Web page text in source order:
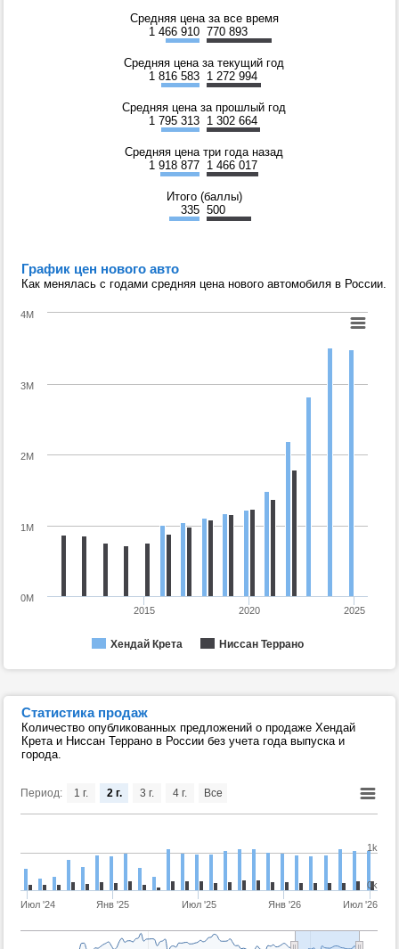
Средняя цена за все время
1 466 910 770 893
Средняя цена за текущий год
1 816 583 1 272 994
Средняя цена за прошлый год
1 795 313 1 302 664
Средняя цена три года назад
1 918 877 1 466 017
Итого (баллы)
335 500
График цен нового авто
Как менялась с годами средняя цена нового автомобиля в России.
Хендай Крета Ниссан Террано
2015 2020 2025
0M
1M
2M
3M
4M
Статистика продаж
Количество опубликованных предложений о продаже Хендай
Крета и Ниссан Террано в России без учета года выпуска и
города.
Период:
Июл '24 Янв '25 Июл '25 Янв '26 Июл '26
0k
1k
1 г. 2 г. 3 г. 4 г. Все